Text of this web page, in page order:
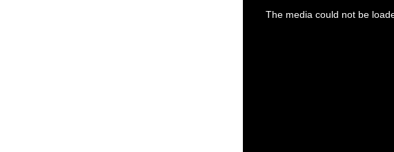
The media could not be